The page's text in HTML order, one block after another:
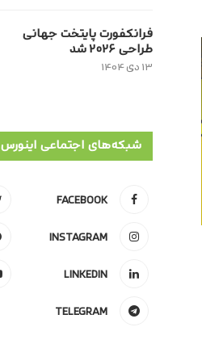
فرانکفورت پایتخت جهانی
طراحی ۲۰۲۶ شد
۱۳ دی ۱۴۰۴
شبکه‌های اجتماعی اینورس
FACEBOOK
INSTAGRAM
LINKEDIN
TELEGRAM